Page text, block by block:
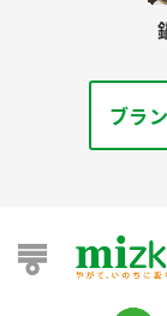
ブラ